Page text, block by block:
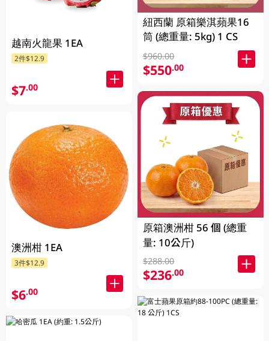
越南火龍果 1EA
2件$12.9
$7.00
澳洲柑 1EA
3件$12.9
$6.00
紐西蘭 原箱樂淇蘋果16
筒 (總重量: 5kg) 1 CS
$960.00
$550.00
原箱澳洲柑 56 個 (總重
量: 10公斤)
$288.00
$236.00